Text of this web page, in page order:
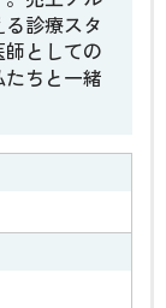
診療スタ
としての
ちと一緒